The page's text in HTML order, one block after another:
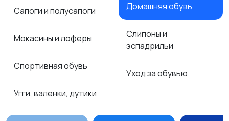
Сапоги и полусапоги
Мокасины и лоферы
Спортивная обувь
Угги, валенки, дутики
Домашняя обувь
Слипоны и
эспадрильи
Уход за обувью